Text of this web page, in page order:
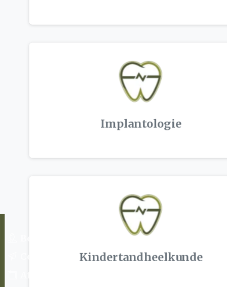
Implantologie
Kindertandheelkunde